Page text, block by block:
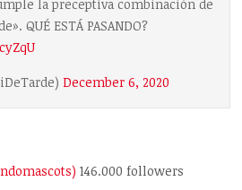
la preceptiva combinación de
QUÉ ESTÁ PASANDO?
December 6, 2020
146.000 followers